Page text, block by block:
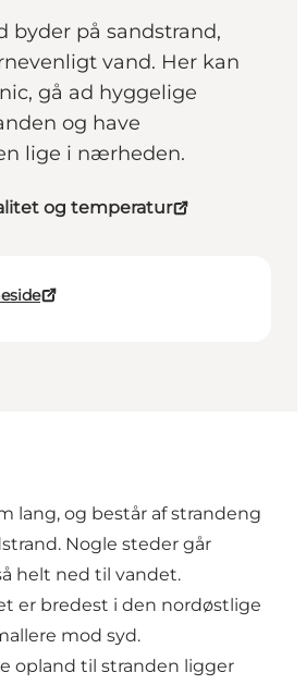
byder på sandstrand,
vand. Her kan
gå ad hyggelige
og have
lige i nærheden.
og temperatur
lang, og består af strandeng
Nogle steder går
helt ned til vandet.
er bredest i den nordøstlige
mod syd.
opland til stranden ligger